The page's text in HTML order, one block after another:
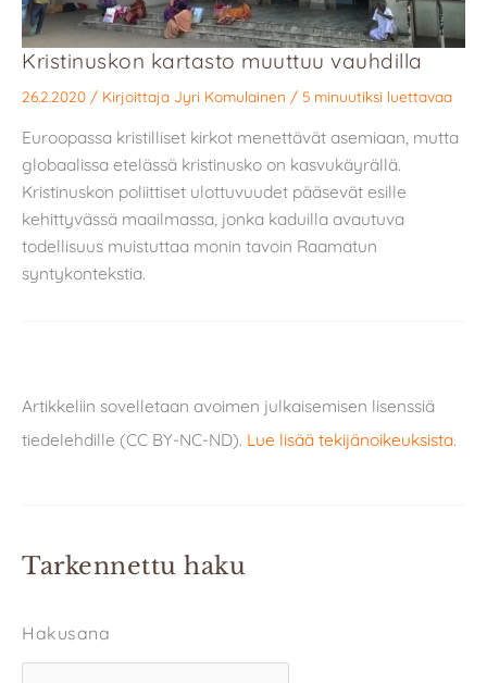
Kristinuskon kartasto muuttuu vauhdilla
26.2.2020 / Kirjoittaja Jyri Komulainen / 5 minuutiksi luettavaa
Euroopassa kristilliset kirkot menettävät asemiaan, mutta
globaalissa etelässä kristinusko on kasvukäyrällä.
Kristinuskon poliittiset ulottuvuudet pääsevät esille
kehittyvässä maailmassa, jonka kaduilla avautuva
todellisuus muistuttaa monin tavoin Raamatun
syntykontekstia.
Artikkeliin sovelletaan avoimen julkaisemisen lisenssiä
tiedelehdille (CC BY-NC-ND). Lue lisää tekijänoikeuksista.
Tarkennettu haku
Hakusana